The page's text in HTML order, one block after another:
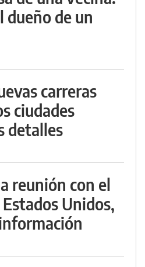
dueño de un
carreras
ciudades
detalles
reunión con el
Unidos,